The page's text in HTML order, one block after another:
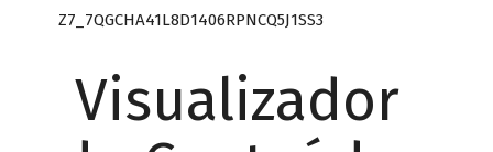
Z7_7QGCHA41L8D1406RPNCQ5J1SS3
Visualizador